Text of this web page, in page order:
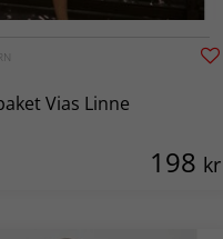
Vias Linne
198 kr